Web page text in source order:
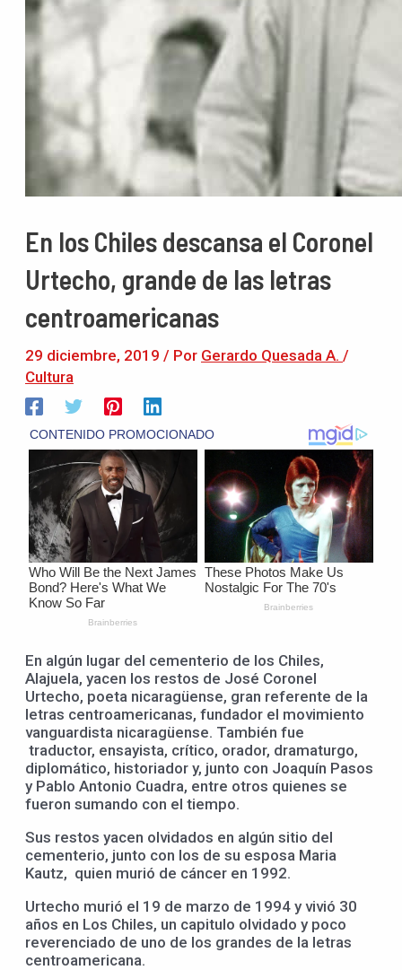
En los Chiles descansa el Coronel
Urtecho, grande de las letras
centroamericanas
29 diciembre, 2019 / Por Gerardo Quesada A. /
Cultura
En algún lugar del cementerio de los Chiles,
Alajuela, yacen los restos de José Coronel
Urtecho, poeta nicaragüense, gran referente de la
letras centroamericanas, fundador el movimiento
vanguardista nicaragüense. También fue
traductor, ensayista, crítico, orador, dramaturgo,
diplomático, historiador y, junto con Joaquín Pasos
y Pablo Antonio Cuadra, entre otros quienes se
fueron sumando con el tiempo.
Sus restos yacen olvidados en algún sitio del
cementerio, junto con los de su esposa Maria
Kautz, quien murió de cáncer en 1992.
Urtecho murió el 19 de marzo de 1994 y vivió 30
años en Los Chiles, un capitulo olvidado y poco
reverenciado de uno de los grandes de la letras
centroamericana.